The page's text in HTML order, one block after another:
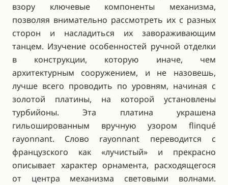
взору ключевые компоненты механизма,
позволяя внимательно рассмотреть их с разных
сторон и насладиться их завораживающим
танцем. Изучение особенностей ручной отделки
в конструкции, которую иначе, чем
архитектурным сооружением, и не назовешь,
лучше всего проводить по уровням, начиная с
золотой платины, на которой установлены
турбийоны. Эта платина украшена
гильошированным вручную узором flinqué
rayonnant. Слово rayonnant переводится с
французского как «лучистый» и прекрасно
описывает характер орнамента, расходящегося
от центра механизма световыми волнами.